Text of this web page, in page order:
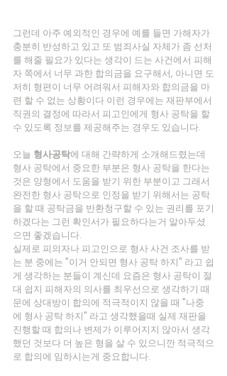
그런데 아주 예외적인 경우에 예를 들면 가해자가
충분히 반성하고 있고 또 범죄사실 자체가 좀 선처
를 해줄 필요가 있다는 생각이 드는 사건에서 피해
자 쪽에서 너무 과한 합의금을 요구해서, 아니면 도
저히 형편이 너무 어려워서 피해자와 합의금을 마
련 할 수 없는 상황이다 이런 경우에는 재판부에서
직권의 결정에 따라서 피고인에게 형사 공탁을 할
수 있도록 정보를 제공해주는 경우도 있습니다.
오늘 형사공탁에 대해 간략하게 소개해드렸는데
형사 공탁에서 중요한 부분은 형사 공탁을 한다는
것은 양형에서 도움을 받기 위한 부분이고 그래서
완전한 형사 공탁으로 인정을 받기 위해서는 공탁
을 할 때 공탁금을 반환청구할 수 있는 권리를 포기
하겠다는 그런 확인서가 필요하다는거 알아두셨
으면 좋겠습니다.
실제로 피의자나 피고인으로 형사 사건 조사를 받
는 분 중에는 "이거 안되면 형사 공탁 하지" 라고 쉽
게 생각하는 분들이 계신데 요즘은 형사 공탁이 절
대 쉽지 피해자의 의사를 최우선으로 생각하기 때
문에 상대방이 합의에 적극적이지 않을 때 "나중
에 형사 공탁 하지" 라고 생각했을때 실제 재판을
진행할 때 합의나 변제가 이루어지지 않아서 생각
했던 것보다 더 높은 형을 살 수 있으니깐 적극적으
로 합의에 임하시는게 중요합니다.